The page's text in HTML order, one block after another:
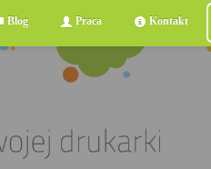
Blog Praca Kontakt